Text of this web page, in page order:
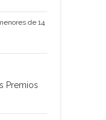
de 14
Premios